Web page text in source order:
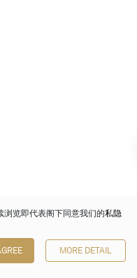
浏览即代表阁下同意我们的私隐
MORE DETAIL